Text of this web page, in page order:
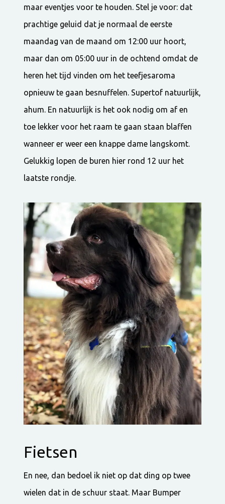
maar eventjes voor te houden. Stel je voor: dat
prachtige geluid dat je normaal de eerste
maandag van de maand om 12:00 uur hoort,
maar dan om 05:00 uur in de ochtend omdat de
heren het tijd vinden om het teefjesaroma
opnieuw te gaan besnuffelen. Supertof natuurlijk,
ahum. En natuurlijk is het ook nodig om af en
toe lekker voor het raam te gaan staan blaffen
wanneer er weer een knappe dame langskomt.
Gelukkig lopen de buren hier rond 12 uur het
laatste rondje.
Fietsen
En nee, dan bedoel ik niet op dat ding op twee
wielen dat in de schuur staat. Maar Bumper